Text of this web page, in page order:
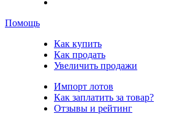
Помощь
Как купить
Как продать
Увеличить продажи
Импорт лотов
Как заплатить за товар?
Отзывы и рейтинг